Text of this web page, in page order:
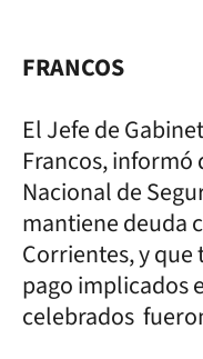
FRANCOS
El Jefe de
Francos,
Nacional de
mantiene deuda
Corrientes, y
pago implicados
celebrados